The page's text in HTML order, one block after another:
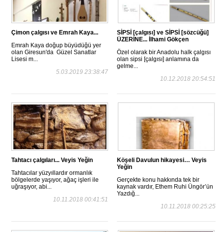
Çimon çalgısı ve Emrah Kaya...
Emrah Kaya doğup büyüdüğü yer
olan Giresun'da Güzel Sanatlar
Lisesi m...
5.03.2019 23:38:47
SİPSİ [çalgısı] ve SİPSİ [sözcüğü]
ÜZERİNE... İlhami Gökçen
Özel olarak bir Anadolu halk çalgısı
olan sipsi [çalgısı] anlamına da
gelme...
10.12.2018 20:54:51
Tahtacı çalgıları... Veyis Yeğin
Tahtacılar yüzyıllardır ormanlık
bölgelerde yaşıyor, ağaç işleri ile
uğraşıyor, abi...
10.11.2018 00:41:51
Köşeli Davulun hikayesi… Veyis
Yeğin
Gerçekte konu hakkında tek bir
kaynak vardır, Ethem Ruhi Üngör’ün
Yazdığ...
10.11.2018 00:25:25